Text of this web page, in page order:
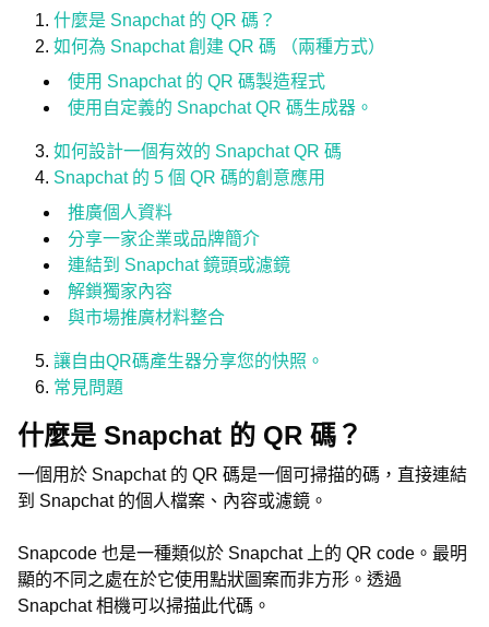
什麼是 Snapchat 的 QR 碼？
如何為 Snapchat 創建 QR 碼 （兩種方式）
使用 Snapchat 的 QR 碼製造程式
使用自定義的 Snapchat QR 碼生成器。
如何設計一個有效的 Snapchat QR 碼
Snapchat 的 5 個 QR 碼的創意應用
推廣個人資料
分享一家企業或品牌簡介
連結到 Snapchat 鏡頭或濾鏡
解鎖獨家內容
與市場推廣材料整合
讓自由QR碼產生器分享您的快照。
常見問題
什麼是 Snapchat 的 QR 碼？
一個用於 Snapchat 的 QR 碼是一個可掃描的碼，直接連結
到 Snapchat 的個人檔案、內容或濾鏡。
Snapcode 也是一種類似於 Snapchat 上的 QR code。最明
顯的不同之處在於它使用點狀圖案而非方形。透過
Snapchat 相機可以掃描此代碼。